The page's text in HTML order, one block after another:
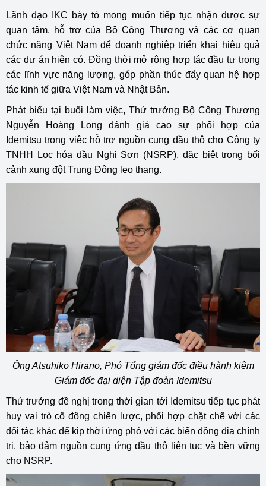
Lãnh đạo IKC bày tỏ mong muốn tiếp tục nhận được sự
quan tâm, hỗ trợ của Bộ Công Thương và các cơ quan
chức năng Việt Nam để doanh nghiệp triển khai hiệu quả
các dự án hiện có. Đồng thời mở rộng hợp tác đầu tư trong
các lĩnh vực năng lượng, góp phần thúc đẩy quan hệ hợp
tác kinh tế giữa Việt Nam và Nhật Bản.
Phát biểu tại buổi làm việc, Thứ trưởng Bộ Công Thương
Nguyễn Hoàng Long đánh giá cao sự phối hợp của
Idemitsu trong việc hỗ trợ nguồn cung dầu thô cho Công ty
TNHH Lọc hóa dầu Nghi Sơn (NSRP), đặc biệt trong bối
cảnh xung đột Trung Đông leo thang.
Ông Atsuhiko Hirano, Phó Tổng giám đốc điều hành kiêm
Giám đốc đại diện Tập đoàn Idemitsu
Thứ trưởng đề nghị trong thời gian tới Idemitsu tiếp tục phát
huy vai trò cổ đông chiến lược, phối hợp chặt chẽ với các
đối tác khác để kịp thời ứng phó với các biến động địa chính
trị, bảo đảm nguồn cung ứng dầu thô liên tục và bền vững
cho NSRP.